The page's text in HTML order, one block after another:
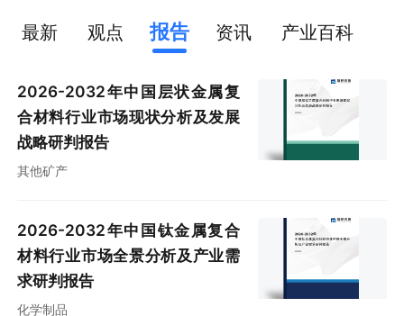
最新 观点 报告 资讯 产业百科
2026-2032年中国层状金属复
合材料行业市场现状分析及发展
战略研判报告
其他矿产
2026-2032年中国钛金属复合
材料行业市场全景分析及产业需
求研判报告
化学制品